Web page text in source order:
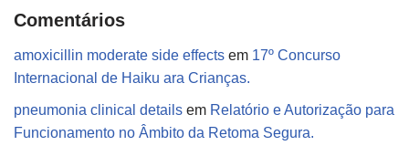
Comentários
amoxicillin moderate side effects em 17º Concurso
Internacional de Haiku ara Crianças.
pneumonia clinical details em Relatório e Autorização para
Funcionamento no Âmbito da Retoma Segura.